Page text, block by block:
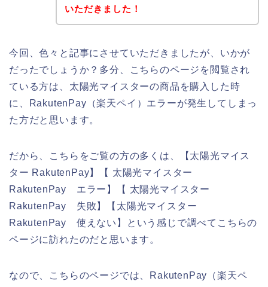
いただきました！
今回、色々と記事にさせていただきましたが、いかが
だったでしょうか？多分、こちらのページを閲覧され
ている方は、太陽光マイスターの商品を購入した時
に、RakutenPay（楽天ペイ）エラーが発生してしまっ
た方だと思います。
だから、こちらをご覧の方の多くは、【太陽光マイス
ター RakutenPay】【 太陽光マイスター
RakutenPay エラー】【 太陽光マイスター
RakutenPay 失敗】【太陽光マイスター
RakutenPay 使えない】という感じで調べてこちらの
ページに訪れたのだと思います。
なので、こちらのページでは、RakutenPay（楽天ペ